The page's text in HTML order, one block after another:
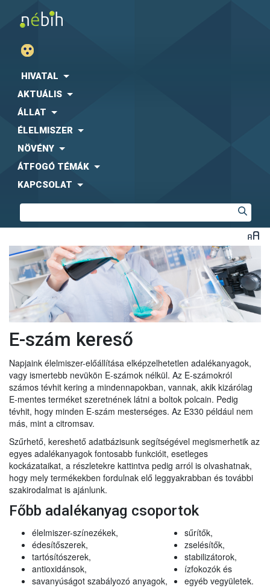
HIVATAL
AKTUÁLIS
ÁLLAT
ÉLELMISZER
NÖVÉNY
ÁTFOGÓ TÉMÁK
KAPCSOLAT
E-szám kereső
Napjaink élelmiszer-előállítása elképzelhetetlen adalékanyagok,
vagy ismertebb nevükön E-számok nélkül. Az E-számokról
számos tévhit kering a mindennapokban, vannak, akik kizárólag
E-mentes terméket szeretnének látni a boltok polcain. Pedig
tévhit, hogy minden E-szám mesterséges. Az E330 például nem
más, mint a citromsav.
Szűrhető, kereshető adatbázisunk segítségével megismerhetik az
egyes adalékanyagok fontosabb funkcióit, esetleges
kockázataikat, a részletekre kattintva pedig arról is olvashatnak,
hogy mely termékekben fordulnak elő leggyakrabban és további
szakirodalmat is ajánlunk.
Főbb adalékanyag csoportok
élelmiszer-színezékek,
édesítőszerek,
tartósítószerek,
antioxidánsok,
savanyúságot szabályozó anyagok,
sűrítők,
zselésítők,
stabilizátorok,
ízfokozók és
egyéb vegyületek.